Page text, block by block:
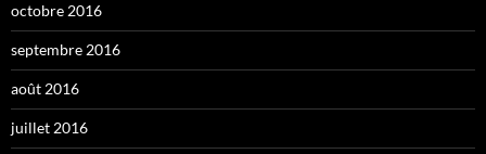
octobre 2016
septembre 2016
août 2016
juillet 2016